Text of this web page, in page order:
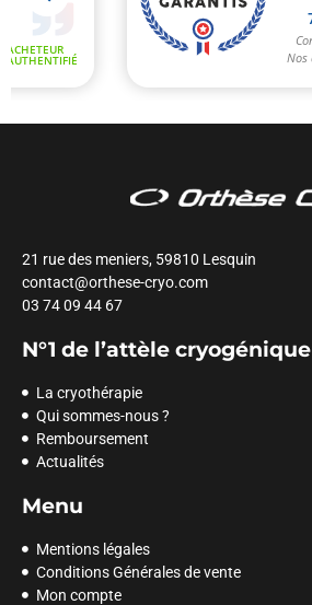
21 rue des meniers, 59810 Lesquin
contact@orthese-cryo.com
03 74 09 44 67
N°1 de l’attèle cryogénique
La cryothérapie
Qui sommes-nous ?
Remboursement
Actualités
Menu
Mentions légales
Conditions Générales de vente
Mon compte